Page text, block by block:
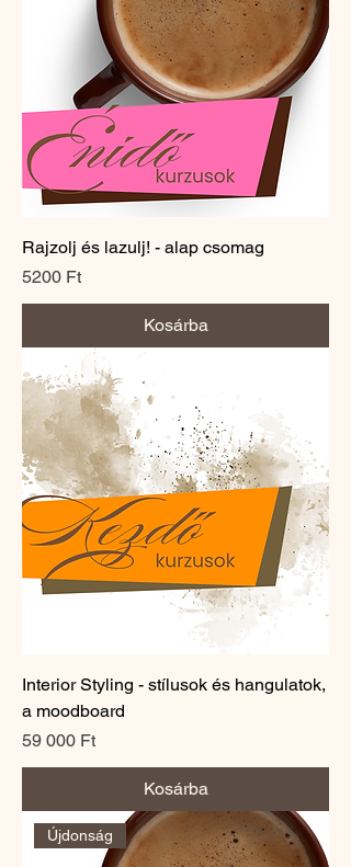
Rajzolj és lazulj! - alap csomag
Ár
5200 Ft
Kosárba
Interior Styling - stílusok és hangulatok,
a moodboard
Ár
59 000 Ft
Kosárba
Újdonság